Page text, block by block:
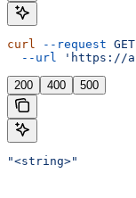
curl --request GET
  --url
'https://
200 400 500
"<string>"